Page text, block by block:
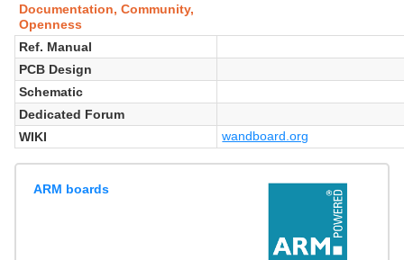
Documentation, Community,
Openness
Ref. Manual
PCB Design
Schematic
Dedicated Forum
WIKI
wandboard.org
ARM boards